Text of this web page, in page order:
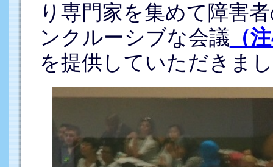
り専門家を集めて障害
ンクルーシブな会議 （
を提供していただきま